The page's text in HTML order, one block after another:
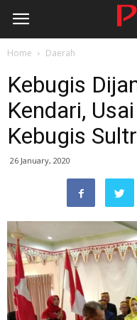
Home Daerah
Kebugis
Kendari,
Kebugis
26 January, 2020